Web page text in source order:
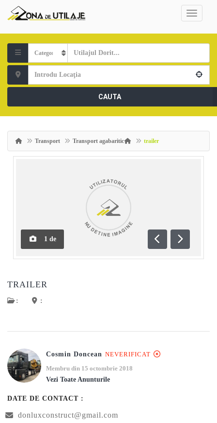
CAUTA
Transport Transport agabaritic trailer
1 de
Anterioară
TRAILER
: :
Cosmin Doncean NEVERIFICAT
Membru din 15 octombrie 2018
Vezi Toate Anunturile
DATE DE CONTACT :
donluxconstruct@gmail.com